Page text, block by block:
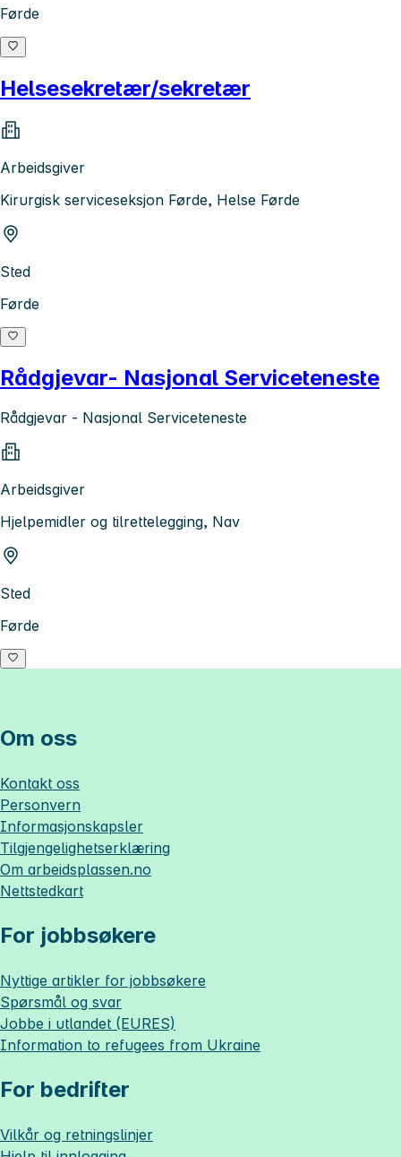
Førde
Helsesekretær/sekretær
Arbeidsgiver
Kirurgisk serviceseksjon Førde, Helse Førde
Sted
Førde
Rådgjevar- Nasjonal Serviceteneste
Rådgjevar - Nasjonal Serviceteneste
Arbeidsgiver
Hjelpemidler og tilrettelegging, Nav
Sted
Førde
Om oss
Kontakt oss
Personvern
Informasjonskapsler
Tilgjengelighetserklæring
Om arbeidsplassen.no
Nettstedkart
For jobbsøkere
Nyttige artikler for jobbsøkere
Spørsmål og svar
Jobbe i utlandet (EURES)
Information to refugees from Ukraine
For bedrifter
Vilkår og retningslinjer